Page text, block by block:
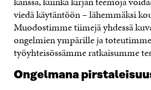
viedä käytäntöön – lähemmäksi
Muodostimme tiimejä yhdessä
ongelmien ympärille ja
työyhteisössämme ratkaisumme
Ongelmana